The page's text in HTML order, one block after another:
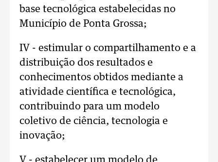
base tecnológica estabelecidas no
Município de Ponta Grossa;
IV - estimular o compartilhamento e a
distribuição dos resultados e
conhecimentos obtidos mediante a
atividade científica e tecnológica,
contribuindo para um modelo
coletivo de ciência, tecnologia e
inovação;
V - estabelecer um modelo de